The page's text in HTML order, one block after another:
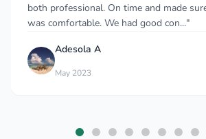
both professional. On time and made
was comfortable. We had good con..."
Adesola A
May 2023